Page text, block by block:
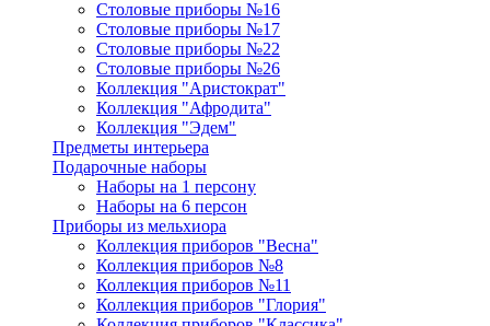
Столовые приборы №16
Столовые приборы №17
Столовые приборы №22
Столовые приборы №26
Коллекция "Аристократ"
Коллекция "Афродита"
Коллекция "Эдем"
Предметы интерьера
Подарочные наборы
Наборы на 1 персону
Наборы на 6 персон
Приборы из мельхиора
Коллекция приборов "Весна"
Коллекция приборов №8
Коллекция приборов №11
Коллекция приборов "Глория"